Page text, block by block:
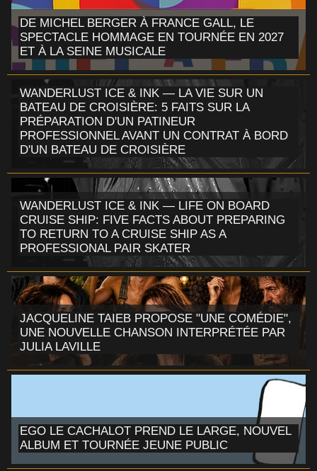
DE MICHEL BERGER À FRANCE GALL, LE
SPECTACLE HOMMAGE EN TOURNÉE EN 2027
ET À LA SEINE MUSICALE
WANDERLUST ICE & INK — LA VIE SUR UN
BATEAU DE CROISIÈRE: 5 FAITS SUR LA
PRÉPARATION D'UN PATINEUR
PROFESSIONNEL AVANT UN CONTRAT À BORD
D'UN BATEAU DE CROISIÈRE
WANDERLUST ICE & INK — LIFE ON BOARD
CRUISE SHIP: FIVE FACTS ABOUT PREPARING
TO RETURN TO A CRUISE SHIP AS A
PROFESSIONAL PAIR SKATER
JACQUELINE TAIEB PROPOSE "UNE COMÉDIE",
UNE NOUVELLE CHANSON INTERPRÉTÉE PAR
JULIA LAVILLE
EGO LE CACHALOT PREND LE LARGE, NOUVEL
ALBUM ET TOURNÉE JEUNE PUBLIC